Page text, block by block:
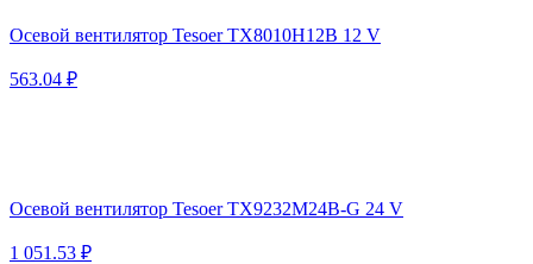
Осевой вентилятор Tesoer TX8010H12B 12 V
563.04 ₽
Осевой вентилятор Tesoer TX9232M24B-G 24 V
1 051.53 ₽